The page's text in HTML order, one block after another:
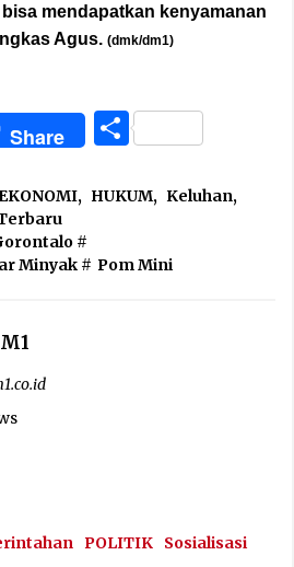
mendapatkan kenyamanan
Agus. (dmk/dm1)
Share Share
, HUKUM, Keluhan,
#
Minyak # Pom Mini
POLITIK
Sosialisasi